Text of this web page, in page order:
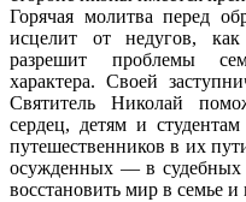
Горячая молитва перед
исцелит от недугов,
разрешит проблемы
характера. Своей
Святитель Николай
сердец, детям и
путешественников в их
осужденных — в судебных
восстановить мир в семье и